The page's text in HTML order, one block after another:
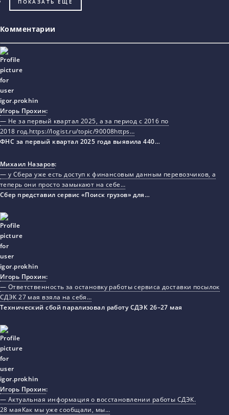
ПОКАЗАТЬ ЕЩЁ
Комментарии
Игорь Прохин:
— Не за первый квартал 2025, а за период с 2016 по
2018 год.https://logist.ru/topic/90008https…
ФНС за первый квартал 2025 года выявила 440…
Михаил Назаров:
— у Сбера уже есть доступ к финансовым данным перевозчиков, а
теперь они просто замыкают на себе…
Сбер представил сервис «Поиск грузов» для…
Игорь Прохин:
— Ответственность за остановку работы сервиса доставки посылок
СДЭК 27 мая взяла на себя…
Технический сбой парализовал работу СДЭК 26–27 мая
Игорь Прохин:
— Актуальная информация о восстановлении работы СДЭК.
28 маяКак мы уже сообщали, мы…